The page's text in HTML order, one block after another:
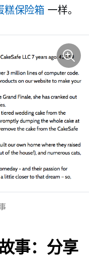
糕保险箱 一样。
事：分享